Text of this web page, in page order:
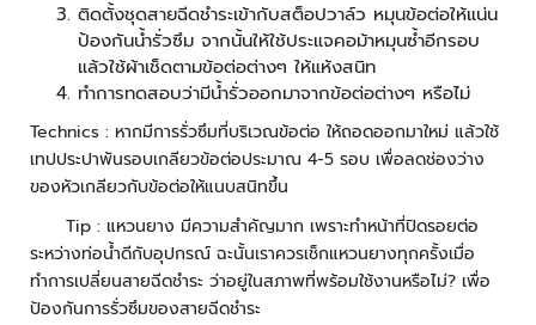
บ
บ
ต
ร
ว
จ
อ
บ
ค
ว
า
ติดตั้งชุดสายฉีดชำระเข้ากับสต็อปวาล์ว หมุนข้อต่อให้แน่น
ป้องกันน้ำรั่วซึม จากนั้นให้ใช้ประแจคอม้าหมุนซ้ำอีกรอบ
แล้วใช้ผ้าเช็ดตามข้อต่อต่างๆ ให้แห้งสนิท
ทำการทดสอบว่ามีน้ำรั่วออกมาจากข้อต่อต่างๆ หรือไม่
Technics : หากมีการรั่วซึมที่บริเวณข้อต่อ ให้ถอดออกมาใหม่ แล้วใช้
เทปประปาพันรอบเกลียวข้อต่อประมาณ 4-5 รอบ เพื่อลดช่องว่าง
ของหัวเกลียวกับข้อต่อให้แนบสนิทขึ้น
Tip : แหวนยาง มีความสำคัญมาก เพราะทำหน้าที่ปิดรอยต่อ
ระหว่างท่อน้ำดีกับอุปกรณ์ ฉะนั้นเราควรเช็กแหวนยางทุกครั้งเมื่อ
ทำการเปลี่ยนสายฉีดชำระ ว่าอยู่ในสภาพที่พร้อมใช้งานหรือไม่? เพื่อ
ป้องกันการรั่วซึมของสายฉีดชำระ